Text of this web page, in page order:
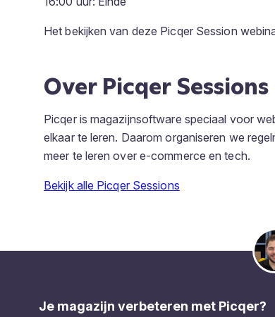
Het bekijken van deze Picqer Session
Over Picqer Sessions
Picqer is magazijnsoftware speciaal voor
elkaar te leren. Daarom organiseren we
meer te leren over e-commerce en tech.
Bekijk alle Picqer Sessions
Je magazijn verbeteren met Picqer?